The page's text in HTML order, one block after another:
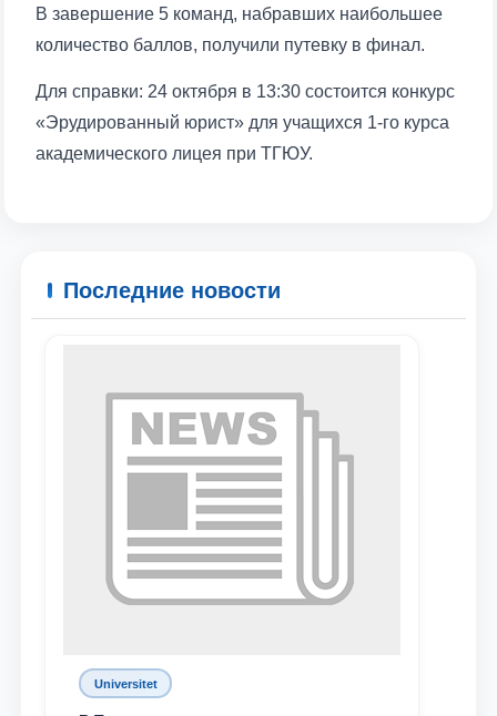
Ваше имя и фамилия
В завершение 5 команд, набравших наибольшее
количество баллов, получили путевку в финал.
Для справки: 24 октября в 13:30 состоится конкурс
«Эрудированный юрист» для учащихся 1-го курса
академического лицея при ТГЮУ.
Последние новости
Universitet